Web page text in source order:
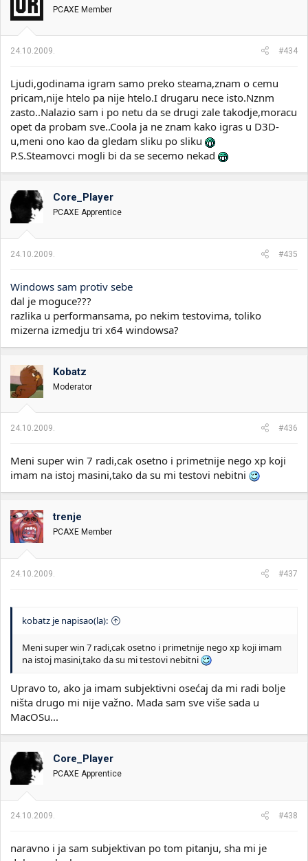
PCAXE Member
24.10.2009. #434
Ljudi,godinama igram samo preko steama,znam o cemu
pricam,nije htelo pa nije htelo.I drugaru nece isto.Nznm
zasto..Nalazio sam i po netu da se drugi zale takodje,moracu
opet da probam sve..Coola ja ne znam kako igras u D3D-
u,meni ono kao da gledam sliku po sliku
P.S.Steamovci mogli bi da se secemo nekad
Core_Player
PCAXE Apprentice
24.10.2009. #435
Windows sam protiv sebe
dal je moguce???
razlika u performansama, po nekim testovima, toliko
mizerna izmedju tri x64 windowsa?
Kobatz
Moderator
24.10.2009. #436
Meni super win 7 radi,cak osetno i primetnije nego xp koji
imam na istoj masini,tako da su mi testovi nebitni
trenje
PCAXE Member
24.10.2009. #437
kobatz je napisao(la):
Meni super win 7 radi,cak osetno i primetnije nego xp koji imam
na istoj masini,tako da su mi testovi nebitni
Upravo to, ako ja imam subjektivni osećaj da mi radi bolje
ništa drugo mi nije važno. Mada sam sve više sada u
MacOSu...
Core_Player
PCAXE Apprentice
24.10.2009. #438
naravno i ja sam subjektivan po tom pitanju, sha mi je